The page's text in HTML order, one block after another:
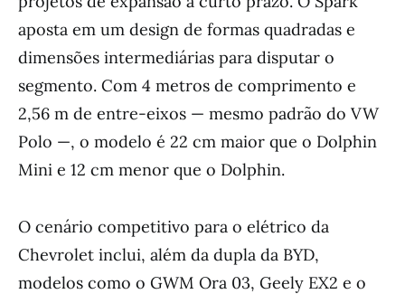
aposta em um design de formas quadradas e
dimensões intermediárias para disputar o
segmento. Com 4 metros de comprimento e
2,56 m de entre-eixos — mesmo padrão do VW
Polo —, o modelo é 22 cm maior que o Dolphin
Mini e 12 cm menor que o Dolphin.
O cenário competitivo para o elétrico da
Chevrolet inclui, além da dupla da BYD,
modelos como o GWM Ora 03, Geely EX2 e o